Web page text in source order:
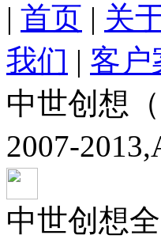
| 首页 | 关
我们 | 客户
中世创想
2007-
中世创想